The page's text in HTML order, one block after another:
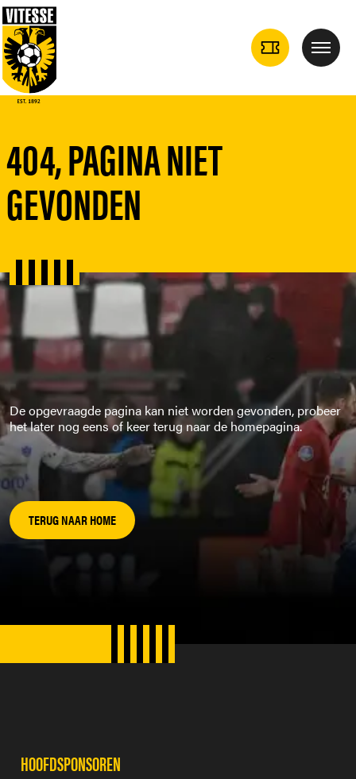
TICKETS
Menu
404, PAGINA NIET
GEVONDEN
De opgevraagde pagina kan niet worden gevonden, probeer
het later nog eens of keer terug naar de homepagina.
TERUG NAAR HOME
HOOFDSPONSOREN